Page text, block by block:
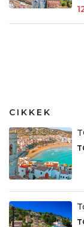
CIKKEK